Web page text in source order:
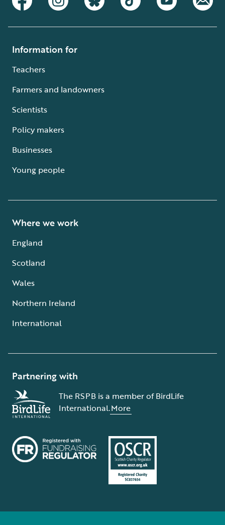
Information for
Teachers
Farmers and landowners
Scientists
Policy makers
Businesses
Young people
Where we work
England
Scotland
Wales
Northern Ireland
International
Partnering with
The RSPB is a member of BirdLife
International.More